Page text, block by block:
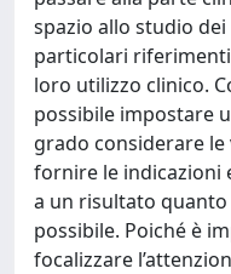
spazio allo studio
particolari
loro utilizzo clinico.
possibile impostare
grado considerare le
fornire le indicazioni
a un risultato
possibile. Poiché è
focalizzare